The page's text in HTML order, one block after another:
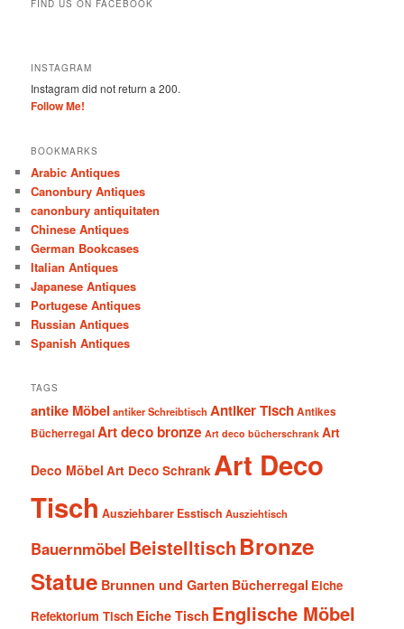
FIND US ON FACEBOOK
INSTAGRAM
Instagram did not return a 200.
Follow Me!
BOOKMARKS
Arabic Antiques
Canonbury Antiques
canonbury antiquitaten
Chinese Antiques
German Bookcases
Italian Antiques
Japanese Antiques
Portugese Antiques
Russian Antiques
Spanish Antiques
TAGS
antike Möbel antiker Schreibtisch Antiker TischAntikes
BücherregalArt deco bronze Art deco bücherschrank Art
Deco Möbel Art Deco Schrank Art Deco
Tisch Ausziehbarer Esstisch Ausziehtisch
Bauernmöbel Beistelltisch Bronze
Statue Brunnen und Garten Bücherregal Eiche
Refektorium Tisch Eiche Tisch Englische Möbel